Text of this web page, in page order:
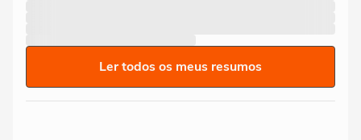
Ler todos os meus resumos